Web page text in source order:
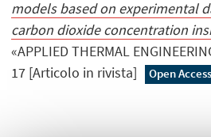
models based on experimental
carbon dioxide concentration
«APPLIED THERMAL
17 [Articolo in rivista]
Open Access